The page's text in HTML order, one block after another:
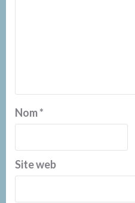
Nom*
Site web